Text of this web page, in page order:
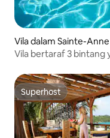
Vila dalam Sainte-Anne
Vila bertaraf 3 bintang
Superhost
Superhost